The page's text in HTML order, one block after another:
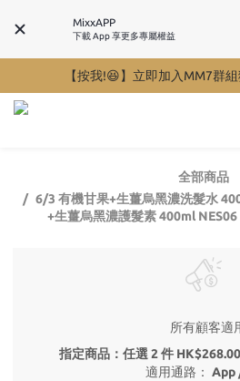
MixxAPP
下載 App 享更多專屬權益
【按我!😆】立即加入MM7群
全部商品
6/3 有機甘果+生薑烏黑濃洗髮水
+生薑烏黑濃護髮素 400ml
所有顧客適
指定商品：任選 2 件
適用通路： App